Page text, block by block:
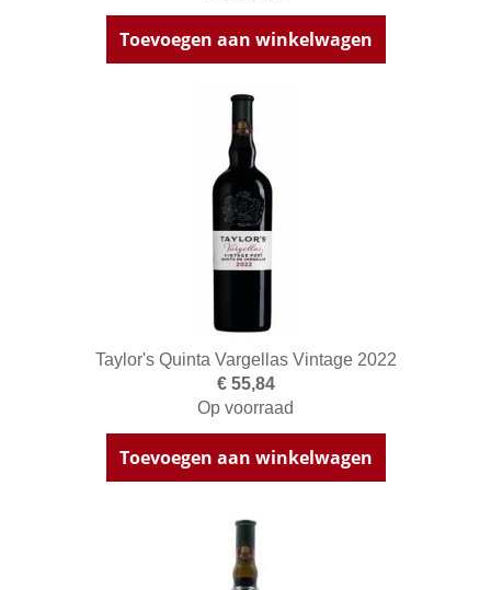
Toevoegen aan winkelwagen
Taylor's Quinta Vargellas Vintage 2022
€ 55,84
Op voorraad
Toevoegen aan winkelwagen